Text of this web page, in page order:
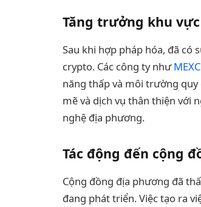
Tăng trưởng khu
Sau khi hợp pháp hóa, đã có
crypto. Các công ty nhưMEXC
năng thấp và môi trường quy
mẽ và dịch vụ thân thiện với
nghệ địa phương.
Tác động đến cộng
Cộng đồng địa phương đã
đang phát triển. Việc tạo ra